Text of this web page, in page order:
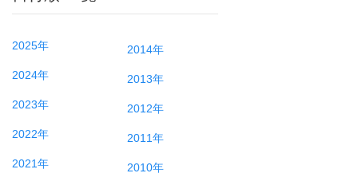
2025年
2024年
2023年
2022年
2021年
2014年
2013年
2012年
2011年
2010年